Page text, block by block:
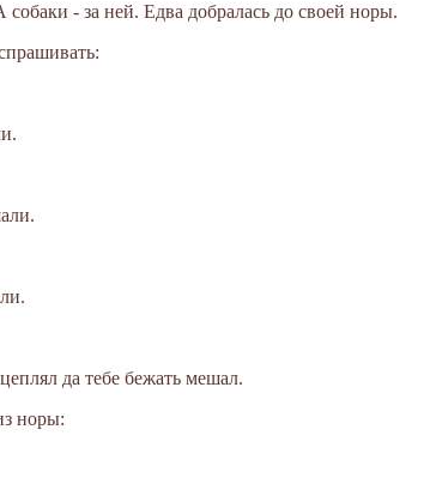
- за ней. Едва добралась до своей норы.
да тебе бежать мешал.
норы: